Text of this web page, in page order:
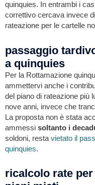
quinquies. In entrambi i
correttivo cercava invece
rateazione per le cartelle
passaggio
a quinquies
Per la Rottamazione
ammettervi anche i
del piano di rateazione più
nove anni, invece che
La proposta non è stata
ammessi soltanto i
soldoni, resta vietato il
quinquies.
ricalcolo rate